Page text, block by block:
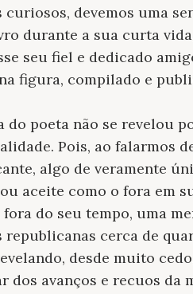
devemos uma
durante a sua curta
seu fiel e dedicado
figura, compilado e
do poeta não se revelou
Pois, ao falarmos
algo de veramente
aceite como o fora em
do seu tempo, uma
cerca de
desde muito
dos avanços e recuos da